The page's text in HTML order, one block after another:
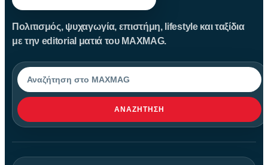
Πολιτισμός, ψυχαγωγία, επιστήμη, lifestyle και ταξίδια
με την editorial ματιά του MAXMAG.
Αναζήτηση
ΑΝΑΖΉΤΗΣΗ